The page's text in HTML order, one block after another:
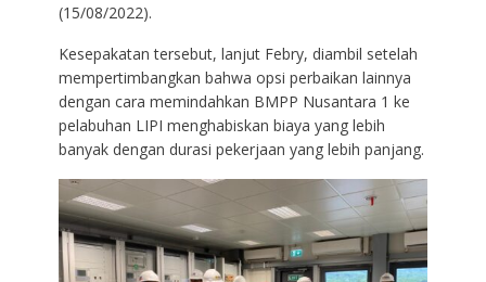
(15/08/2022).
Kesepakatan tersebut, lanjut Febry, diambil setelah
mempertimbangkan bahwa opsi perbaikan lainnya
dengan cara memindahkan BMPP Nusantara 1 ke
pelabuhan LIPI menghabiskan biaya yang lebih
banyak dengan durasi pekerjaan yang lebih panjang.